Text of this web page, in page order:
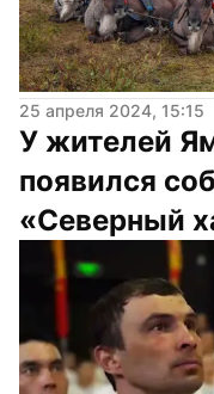
25 апреля 2024, 15:15
У жителей
появился
«Северный